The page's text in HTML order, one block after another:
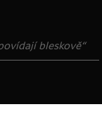
bleskově“